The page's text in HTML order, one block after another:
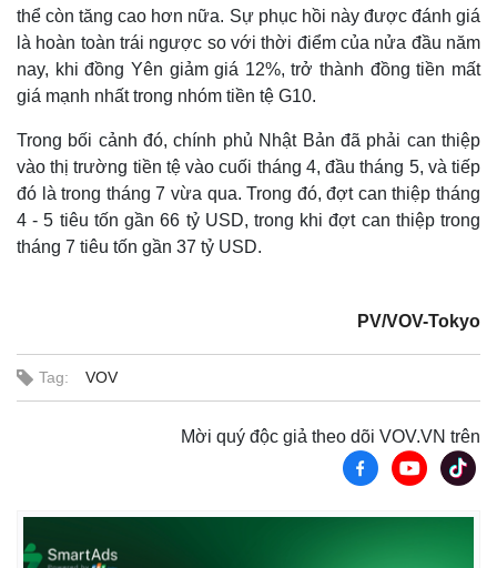
thể còn tăng cao hơn nữa. Sự phục hồi này được đánh giá
là hoàn toàn trái ngược so với thời điểm của nửa đầu năm
nay, khi đồng Yên giảm giá 12%, trở thành đồng tiền mất
giá mạnh nhất trong nhóm tiền tệ G10.
Trong bối cảnh đó, chính phủ Nhật Bản đã phải can thiệp
vào thị trường tiền tệ vào cuối tháng 4, đầu tháng 5, và tiếp
đó là trong tháng 7 vừa qua. Trong đó, đợt can thiệp tháng
4 - 5 tiêu tốn gần 66 tỷ USD, trong khi đợt can thiệp trong
tháng 7 tiêu tốn gần 37 tỷ USD.
PV/VOV-Tokyo
Tag: VOV
Mời quý độc giả theo dõi VOV.VN trên